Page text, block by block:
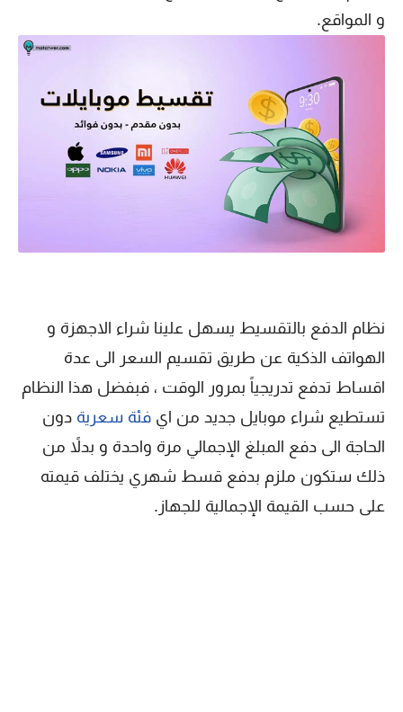
و المواقع.
نظام الدفع بالتقسيط يسهل علينا شراء الاجهزة و
الهواتف الذكية عن طريق تقسيم السعر الى عدة
اقساط تدفع تدريجياً بمرور الوقت ، فبفضل هذا النظام
تستطيع شراء موبايل جديد من اي فئة سعرية دون
الحاجة الى دفع المبلغ الإجمالي مرة واحدة و بدلاً من
ذلك ستكون ملزم بدفع قسط شهري يختلف قيمته
على حسب القيمة الإجمالية للجهاز.